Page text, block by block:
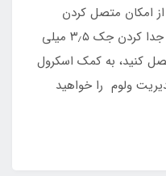
بپردازند. علاوه بر این XP SA135 از امکان متصل کردن
هدفون نیز بهره می برد تا بدون جدا کردن جک ۳٫۵ میلی
کنید، به کمک اسکرول
ولوم را خواهید